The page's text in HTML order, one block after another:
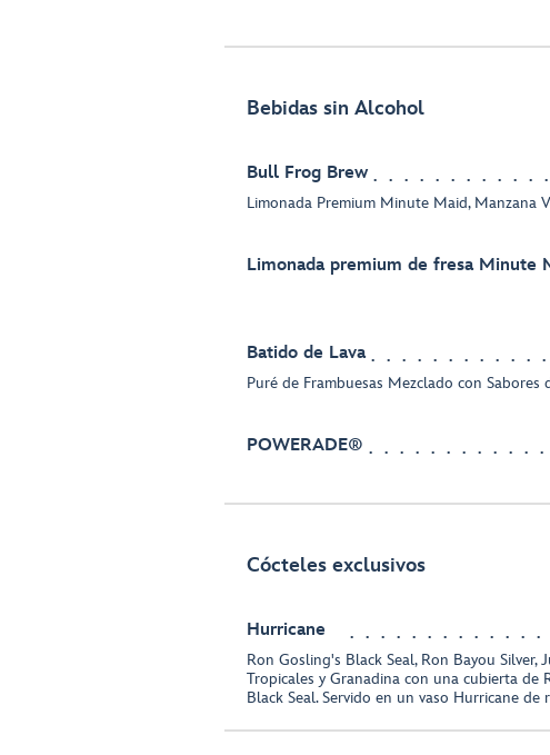
Bebidas sin Alcohol
Bull Frog Brew
Limonada Premium Minute Maid, Manzana
Limonada premium de fresa Minute
Batido de Lava
Puré de Frambuesas Mezclado con Sabores
POWERADE®
Cócteles exclusivos
Hurricane
Ron Gosling's Black Seal, Ron Bayou Silver,
Tropicales y Granadina con una cubierta de
Black Seal. Servido en un vaso Hurricane de